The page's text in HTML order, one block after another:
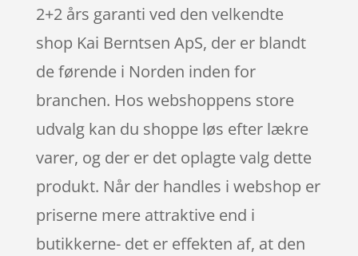
2+2 års garanti ved den velkendte
shop Kai Berntsen ApS, der er blandt
de førende i Norden inden for
branchen. Hos webshoppens store
udvalg kan du shoppe løs efter lækre
varer, og der er det oplagte valg dette
produkt. Når der handles i webshop er
priserne mere attraktive end i
butikkerne- det er effekten af, at den